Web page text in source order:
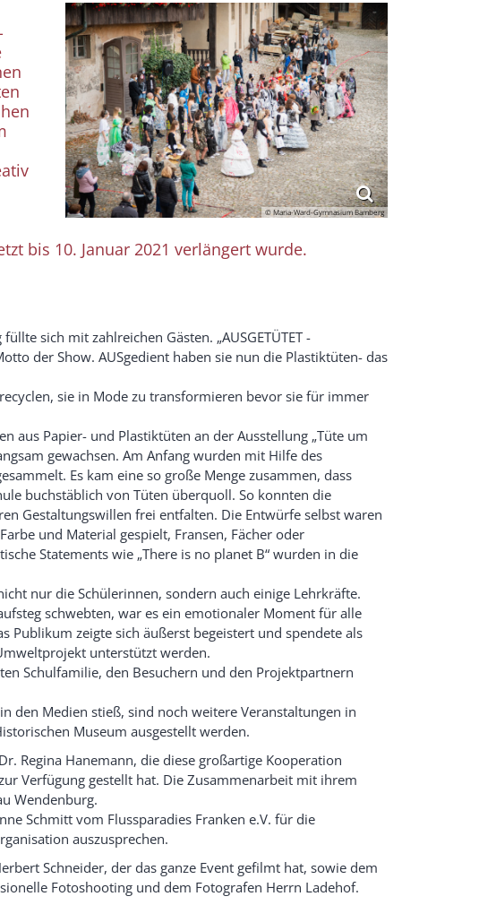
© Maria-Ward-Gymnasium Bamberg
bis 10. Januar 2021 verlängert wurde.
sich mit zahlreichen Gästen. „AUSGETÜTET -
der Show. AUSgedient haben sie nun die Plastiktüten- das
sie in Mode zu transformieren bevor sie für immer
aus Papier- und Plastiktüten an der Ausstellung „Tüte um
gewachsen. Am Anfang wurden mit Hilfe des
Es kam eine so große Menge zusammen, dass
buchstäblich von Tüten überquoll. So konnten die
Gestaltungswillen frei entfalten. Die Entwürfe selbst waren
und Material gespielt, Fransen, Fächer oder
Statements wie „There is no planet B“ wurden in die
nur die Schülerinnen, sondern auch einige Lehrkräfte.
schwebten, war es ein emotionaler Moment für alle
Publikum zeigte sich äußerst begeistert und spendete als
unterstützt werden.
Schulfamilie, den Besuchern und den Projektpartnern
den Medien stieß, sind noch weitere Veranstaltungen in
Museum ausgestellt werden.
Regina Hanemann, die diese großartige Kooperation
Verfügung gestellt hat. Die Zusammenarbeit mit ihrem
Wendenburg.
Schmitt vom Flussparadies Franken e.V. für die
auszusprechen.
Schneider, der das ganze Event gefilmt hat, sowie dem
Fotoshooting und dem Fotografen Herrn Ladehof.